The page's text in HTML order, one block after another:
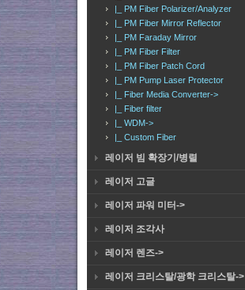
|_ PM Fiber Polarizer/Analyzer
|_ PM Fiber Mirror Reflector
|_ PM Faraday Mirror
|_ PM Fiber Filter
|_ PM Fiber Patch Cord
|_ PM Pump Laser Protector
|_ Fiber Media Converter->
|_ Fiber filter
|_ WDM->
|_ Custom Fiber
레이저 빔 확장기/병렬
레이저 고글
레이저 파워 미터->
레이저 조각사
레이저 렌즈->
레이저 크리스탈/광학 크리스탈->